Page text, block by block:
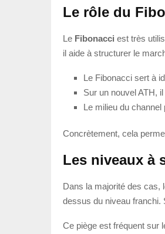
Le rôle du
Le Fibonacci est très
il aide à structurer le
Le Fibonacci sert à
Sur un nouvel ATH,
Le milieu du
Concrètement, cela
Les niveaux à
Dans la majorité des cas,
dessus du niveau franchi.
Ce piège est fréquent sur